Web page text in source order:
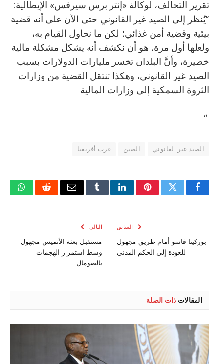
تقرير التحالف، لوكالة «إنتر برس سيرفس» الإيطالية:
”يُنظر إلى الصيد غير القانوني حتى الآن على أنه قضية
بيئية وقضية أمن غذائي؛ لكن ما نحاول القيام به،
ولعلها أول مرة، هو أن نكشف أنه يشكل مشكلة مالية
خطيرة، وأنَّ البلدان تخسر مليارات الدولارات بسبب
الصيد غير القانوني، وهكذا تنتقل القضية من وزارات
الثروة السمكية إلى وزارات المالية
.“
الصيد غير القانوني الصين غرب أفريقيا
فيسبوكتويتر بينتيريستلينكدإنTumblrالبريد
رديت
السابق
بوركينا فاسو أمام طريق مجهول
للعودة إلى الحكم المدني
التالي
مستقبل بعثة الأتميس مجهول
وسط استمرار الهجمات
بالصومال
المقالات ذات الصلة